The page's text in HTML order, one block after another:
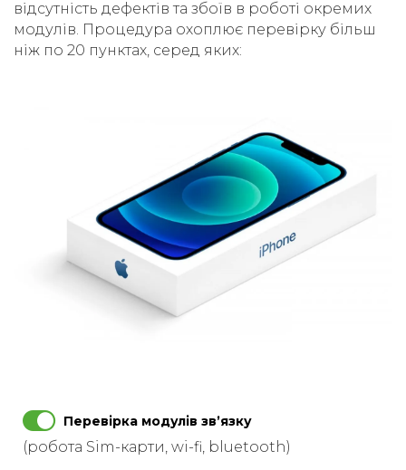
відсутність дефектів та збоїв в роботі окремих
модулів. Процедура охоплює перевірку більш
ніж по 20 пунктах, серед яких:
Перевірка модулів звʼязку
(робота Sim-карти, wi-fi, bluetooth)